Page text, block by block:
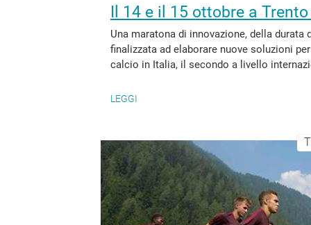
Il 14 e il 15 ottobre a
Una maratona di innovazione, della
finalizzata ad elaborare nuove soluzioni
calcio in Italia, il secondo a livello
LEGGI